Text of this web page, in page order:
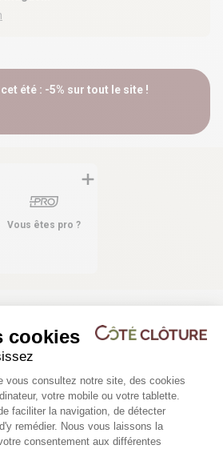
été : -5% sur tout le site !
Vous êtes pro ?
Plaque soubassement
L2m00 - KOMBIFENCE
23,84 €
cookies
Gestion du
vous consultez notre site, des cookies
votre mobile ou votre tablette.
faciliter la navigation, de détecter
remédier. Nous vous laissons la
consentement aux différentes
Axeptio consent